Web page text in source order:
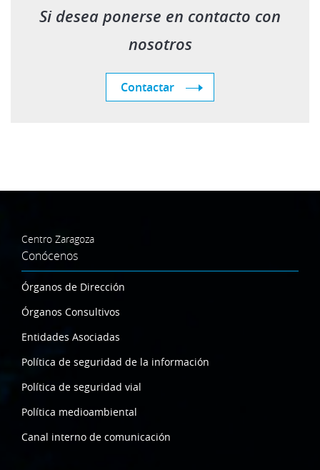
Si desea ponerse en contacto con
nosotros
Contactar
Centro Zaragoza
Conócenos
Órganos de Dirección
Órganos Consultivos
Entidades Asociadas
Política de seguridad de la información
Política de seguridad vial
Política medioambiental
Canal interno de comunicación